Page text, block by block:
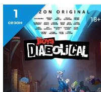
1
сезон 18+